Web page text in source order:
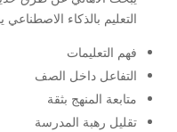
التعليم بالذكاء
فهم التعليمات
التفاعل داخل الصف
متابعة المنهج بثقة
تقليل رهبة المدرسة